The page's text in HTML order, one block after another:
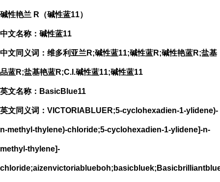
碱性艳兰 R（碱性蓝11）
中文名称：碱性蓝11
中文同义词：维多利亚兰R;碱性蓝11;碱性蓝R;碱性艳蓝R;盐基
品蓝R;盐基艳蓝R;C.I.碱性蓝11;碱性蓝11
英文名称：BasicBlue11
英文同义词：VICTORIABLUER;5-cyclohexadien-1-ylidene)-
n-methyl-thylene)-chloride;5-cyclohexadien-1-ylidene]-n-
methyl-thylene]-